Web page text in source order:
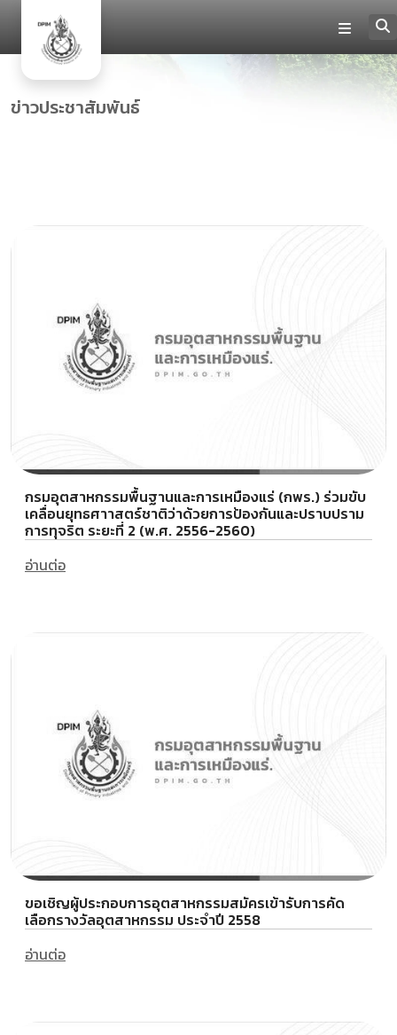
ข่าวประชาสัมพันธ์
กรมอุตสาหกรรมพื้นฐานและการเหมืองแร่ (กพร.) ร่วมขับ
เคลื่อนยุทธศาาสตร์ชาติว่าด้วยการป้องกันและปราบปราม
การทุจริต ระยะที่ 2 (พ.ศ. 2556-2560)
อ่านต่อ
ขอเชิญผู้ประกอบการอุตสาหกรรมสมัครเข้ารับการคัด
เลือกรางวัลอุตสาหกรรม ประจำปี 2558
อ่านต่อ